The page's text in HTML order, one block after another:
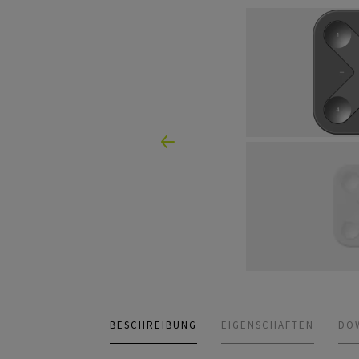
BESCHREIBUNG EIGENSCHAFTEN